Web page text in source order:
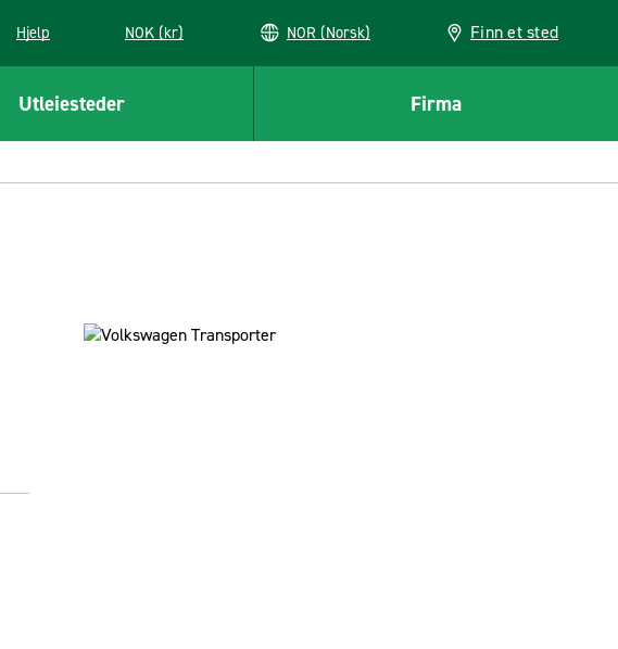
Hjelp NOK (kr) NOR (Norsk) Finn et sted
Utleiesteder Firma